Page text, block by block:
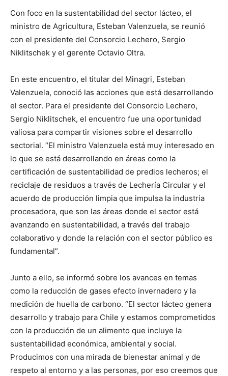
Con foco en la sustentabilidad del sector lácteo, el
ministro de Agricultura, Esteban Valenzuela, se reunió
con el presidente del Consorcio Lechero, Sergio
Niklitschek y el gerente Octavio Oltra.
En este encuentro, el titular del Minagri, Esteban
Valenzuela, conoció las acciones que está desarrollando
el sector. Para el presidente del Consorcio Lechero,
Sergio Niklitschek, el encuentro fue una oportunidad
valiosa para compartir visiones sobre el desarrollo
sectorial. “El ministro Valenzuela está muy interesado en
lo que se está desarrollando en áreas como la
certificación de sustentabilidad de predios lecheros; el
reciclaje de residuos a través de Lechería Circular y el
acuerdo de producción limpia que impulsa la industria
procesadora, que son las áreas donde el sector está
avanzando en sustentabilidad, a través del trabajo
colaborativo y donde la relación con el sector público es
fundamental”.
Junto a ello, se informó sobre los avances en temas
como la reducción de gases efecto invernadero y la
medición de huella de carbono. “El sector lácteo genera
desarrollo y trabajo para Chile y estamos comprometidos
con la producción de un alimento que incluye la
sustentabilidad económica, ambiental y social.
Producimos con una mirada de bienestar animal y de
respeto al entorno y a las personas, por eso creemos que